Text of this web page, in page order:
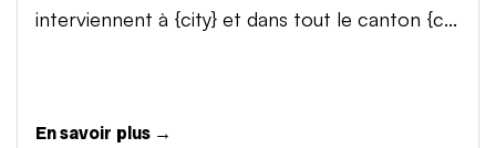
interviennent à {city} et dans tout le canton {c...
En savoir plus →